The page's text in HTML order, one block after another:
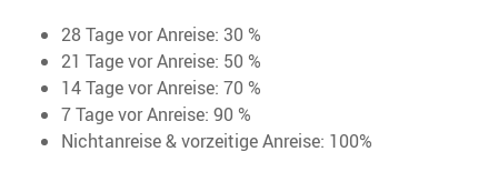
28 Tage vor Anreise: 30 %
21 Tage vor Anreise: 50 %
14 Tage vor Anreise: 70 %
7 Tage vor Anreise: 90 %
Nichtanreise & vorzeitige Anreise: 100%